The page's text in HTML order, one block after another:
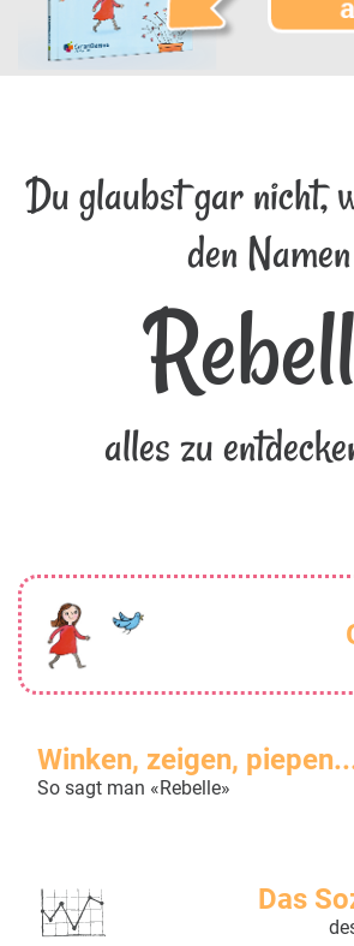
Du glaubst gar nicht,
den Namen
alles zu
Winken, zeigen,
So sagt man «Rebelle»
Das